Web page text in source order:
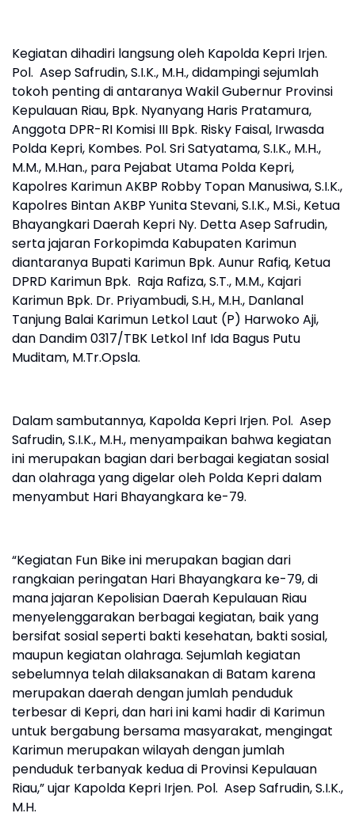
Kegiatan dihadiri langsung oleh Kapolda Kepri Irjen.
Pol. Asep Safrudin, S.I.K., M.H., didampingi sejumlah
tokoh penting di antaranya Wakil Gubernur Provinsi
Kepulauan Riau, Bpk. Nyanyang Haris Pratamura,
Anggota DPR-RI Komisi III Bpk. Risky Faisal, Irwasda
Polda Kepri, Kombes. Pol. Sri Satyatama, S.I.K., M.H.,
M.M., M.Han., para Pejabat Utama Polda Kepri,
Kapolres Karimun AKBP Robby Topan Manusiwa, S.I.K.,
Kapolres Bintan AKBP Yunita Stevani, S.I.K., M.Si., Ketua
Bhayangkari Daerah Kepri Ny. Detta Asep Safrudin,
serta jajaran Forkopimda Kabupaten Karimun
diantaranya Bupati Karimun Bpk. Aunur Rafiq, Ketua
DPRD Karimun Bpk. Raja Rafiza, S.T., M.M., Kajari
Karimun Bpk. Dr. Priyambudi, S.H., M.H., Danlanal
Tanjung Balai Karimun Letkol Laut (P) Harwoko Aji,
dan Dandim 0317/TBK Letkol Inf Ida Bagus Putu
Muditam, M.Tr.Opsla.
Dalam sambutannya, Kapolda Kepri Irjen. Pol. Asep
Safrudin, S.I.K., M.H., menyampaikan bahwa kegiatan
ini merupakan bagian dari berbagai kegiatan sosial
dan olahraga yang digelar oleh Polda Kepri dalam
menyambut Hari Bhayangkara ke-79.
“Kegiatan Fun Bike ini merupakan bagian dari
rangkaian peringatan Hari Bhayangkara ke-79, di
mana jajaran Kepolisian Daerah Kepulauan Riau
menyelenggarakan berbagai kegiatan, baik yang
bersifat sosial seperti bakti kesehatan, bakti sosial,
maupun kegiatan olahraga. Sejumlah kegiatan
sebelumnya telah dilaksanakan di Batam karena
merupakan daerah dengan jumlah penduduk
terbesar di Kepri, dan hari ini kami hadir di Karimun
untuk bergabung bersama masyarakat, mengingat
Karimun merupakan wilayah dengan jumlah
penduduk terbanyak kedua di Provinsi Kepulauan
Riau,” ujar Kapolda Kepri Irjen. Pol. Asep Safrudin, S.I.K.,
M.H.